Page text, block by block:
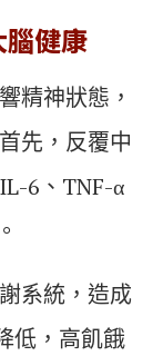
健康
精神狀態，
先，反覆中
6、TNF-α
系統，造成
低，高飢餓